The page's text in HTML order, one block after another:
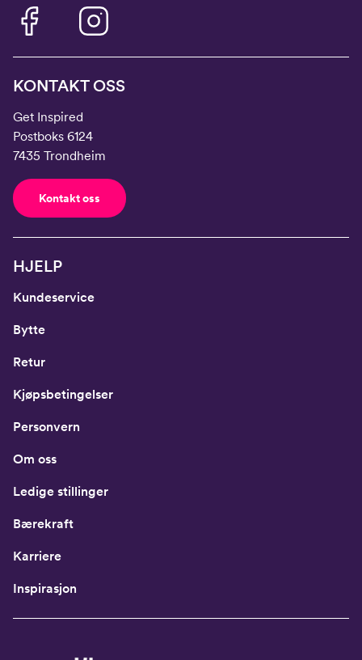
KONTAKT OSS
Get Inspired
Postboks 6124
7435 Trondheim
Kontakt oss
HJELP
Kundeservice
Bytte
Retur
Kjøpsbetingelser
Personvern
Om oss
Ledige stillinger
Bærekraft
Karriere
Inspirasjon